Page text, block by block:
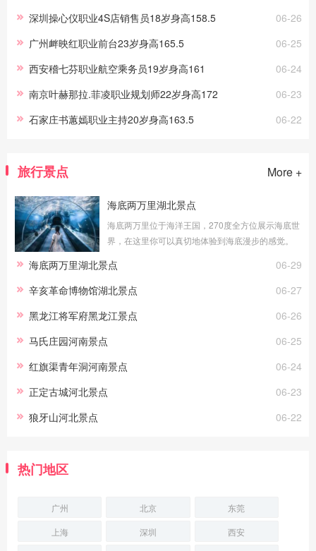
06-26
深圳操心仪职业4S店销售员18岁身高158.5
06-25
广州衅映红职业前台23岁身高165.5
06-24
西安稽七芬职业航空乘务员19岁身高161
06-23
南京叶赫那拉.菲凌职业规划师22岁身高172
06-22
石家庄书蕙嫣职业主持20岁身高163.5
旅行景点 More +
海底两万里湖北景点
海底两万里位于海洋王国，270度全方位展示海底世
界，在这里你可以真切地体验到海底漫步的感觉。
身边游弋，你能看到海洋生灵冲你微笑，
06-29
海底两万里湖北景点
06-27
辛亥革命博物馆湖北景点
06-26
黑龙江将军府黑龙江景点
06-25
马氏庄园河南景点
06-24
红旗渠青年洞河南景点
06-23
正定古城河北景点
06-22
狼牙山河北景点
热门地区
广州 北京
东莞
上海
深圳
西安